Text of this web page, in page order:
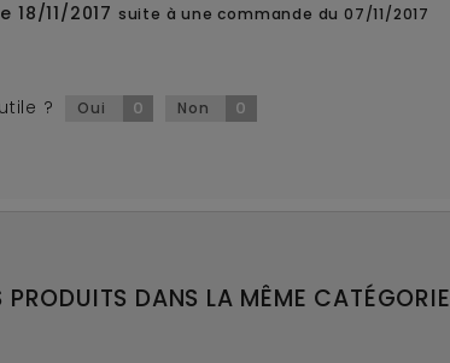
18/11/2017 suite à une commande du 07/11/2017
?
Oui 0 Non 0
PRODUITS DANS LA MÊME CATÉGORIE